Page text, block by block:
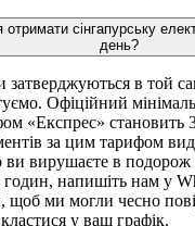
сінгапурську
день?
затверджуються в той
Офіційний
«Експрес» становить
за цим тарифом
вирушаєте в подорож
напишіть нам у
щоб ми могли чесно
у ваш графік.